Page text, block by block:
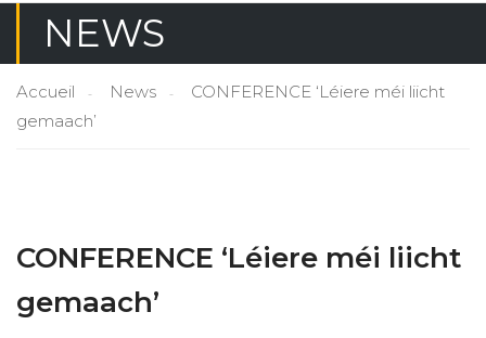
NEWS
Accueil News
CONFERENCE ‘Léiere méi liicht
gemaach’
CONFERENCE ‘Léiere méi liicht
gemaach’